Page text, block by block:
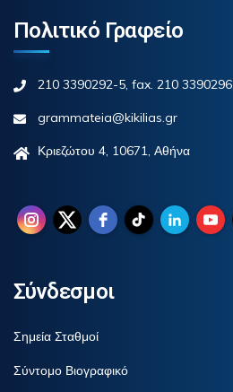
Πολιτικό Γραφείο
210 3390292-5, fax. 210 3390296
grammateia@kikilias.gr
Κριεζώτου 4, 10671, Αθήνα
Σύνδεσμοι
Σημεία Σταθμοί
Σύντομο Βιογραφικό